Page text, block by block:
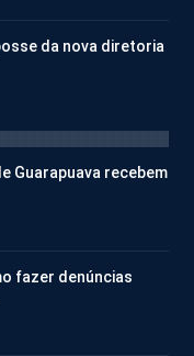
da nova diretoria
Guarapuava recebem
fazer denúncias